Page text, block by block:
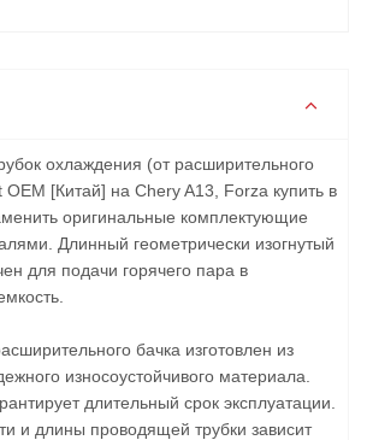
охлаждения (от расширительного
[Китай] на Chery A13, Forza купить в
оригинальные комплектующие
Длинный геометрически изогнутый
для подачи горячего пара в
бачка изготовлен из
износоустойчивого материала.
длительный срок эксплуатации.
и длины проводящей трубки зависит